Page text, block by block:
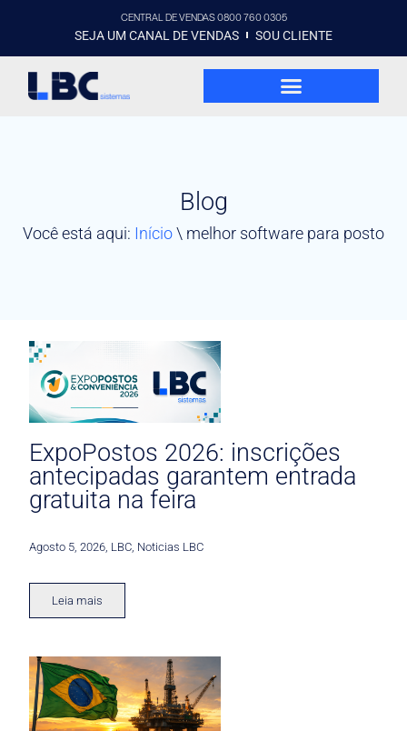
CENTRAL DE VENDAS 0800 760 0305
SEJA UM CANAL DE VENDAS SOU CLIENTE
Blog
Você está aqui: Início\ melhor software para posto
ExpoPostos 2026: inscrições
antecipadas garantem entrada
gratuita na feira
Agosto 5, 2026 LBC Noticias LBC
Leia mais